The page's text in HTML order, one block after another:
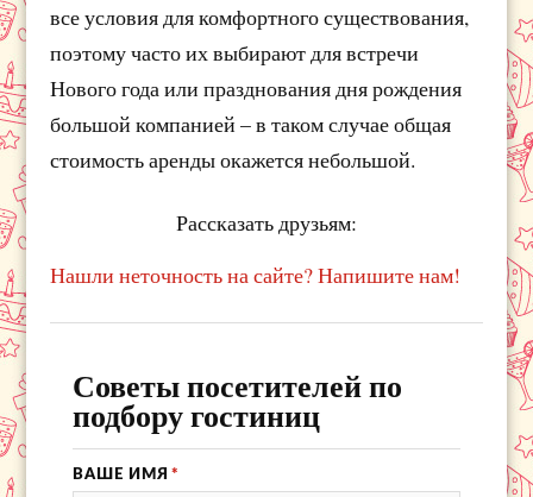
все условия для комфортного существования,
поэтому часто их выбирают для встречи
Нового года или празднования дня рождения
большой компанией – в таком случае общая
стоимость аренды окажется небольшой.
Рассказать друзьям:
Нашли неточность на сайте? Напишите нам!
Советы посетителей по
подбору гостиниц
ВАШЕ ИМЯ *